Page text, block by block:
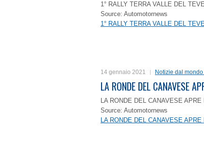
1° RALLY TERRA VALLE DEL
Source: Automotornews
1° RALLY TERRA VALLE DEL
14 gennaio 2021 Notizie dal
LA RONDE DEL CANAVESE
LA RONDE DEL CANAVESE
Source: Automotornews
LA RONDE DEL CANAVESE